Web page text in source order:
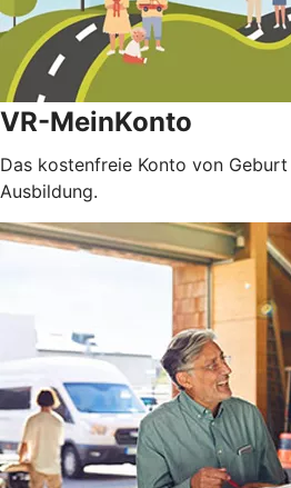
VR-MeinKonto
Das kostenfreie Konto von
Ausbildung.